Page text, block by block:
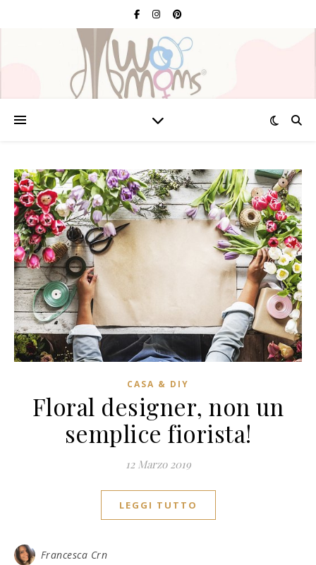
CASA & DIY
Floral designer, non un
semplice fiorista!
12 Marzo 2019
LEGGI TUTTO
Francesca Crn